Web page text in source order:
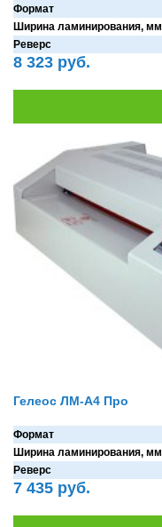
Формат
Ширина ламинирования, мм
Реверс
8 323 руб.
Гелеос ЛМ-А4 Про
Формат
Ширина ламинирования, мм
Реверс
7 435 руб.